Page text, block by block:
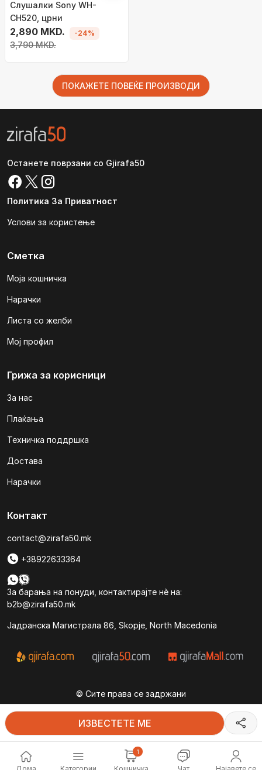
Дома Категории
1
Најавете се
ИЗВЕСТЕТЕ МЕ
Слушалки Sony WH-
CH520, црни
2,890 MKD.
3,790 MKD.
-24%
ПОКАЖЕТЕ ПОВЕЌЕ ПРОИЗВОДИ
Останете поврзани со Gjirafa50
Политика За Приватност
Услови за користење
Сметка
Моја кошничка
Нарачки
Листа со желби
Мој профил
Грижа за корисници
За нас
Плаќања
Техничка поддршка
Достава
Нарачки
Контакт
contact@zirafa50.mk
+38922633364
За барања на понуди, контактирајте нѐ на:
b2b@zirafa50.mk
Jадранска Магистрала 86, Skopje, North Macedonia
© Сите права се задржани